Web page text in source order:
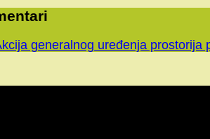
generalnog uređenja prostorija